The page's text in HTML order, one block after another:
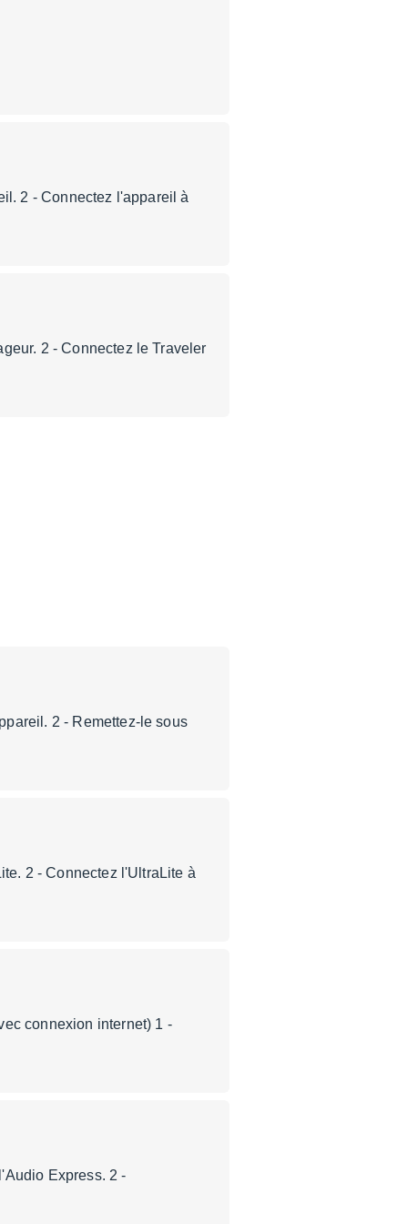
2 - Connectez l'appareil à
2 - Connectez le Traveler
2 - Remettez-le sous
2 - Connectez l'UltraLite à
connexion internet) 1 -
Express. 2 -